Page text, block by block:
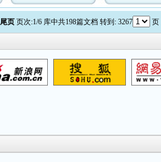
尾页页次:1/6 库中共198篇文档 转到: 3267 页